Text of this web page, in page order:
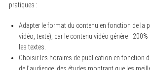
pratiques :
Adapter le format du contenu en fonction de la
vidéo, texte), car le contenu vidéo génère
les textes.
Choisir les horaires de publication en fonction
de l’audience, des études montrant que les